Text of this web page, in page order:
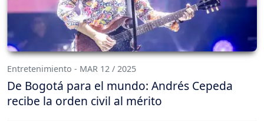
Entretenimiento - MAR 12 / 2025
De Bogotá para el mundo: Andrés Cepeda
recibe la orden civil al mérito